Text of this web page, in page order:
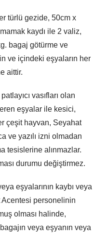
türlü gezide, 50cm x
kaydı ile 2 valiz,
bagaj götürme ve
ve içindeki eşyaların her
aittir.
vasıfları olan
eşyalar ile kesici,
çeşit hayvan, Seyahat
ve yazılı izni olmadan
tesislerine alınmazlar.
durumu değiştirmez.
eşyalarının kaybı veya
Acentesi personelinin
olması halinde,
veya eşyanın veya